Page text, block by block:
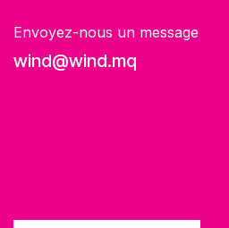
Envoyez-nous un message
wind@wind.mq